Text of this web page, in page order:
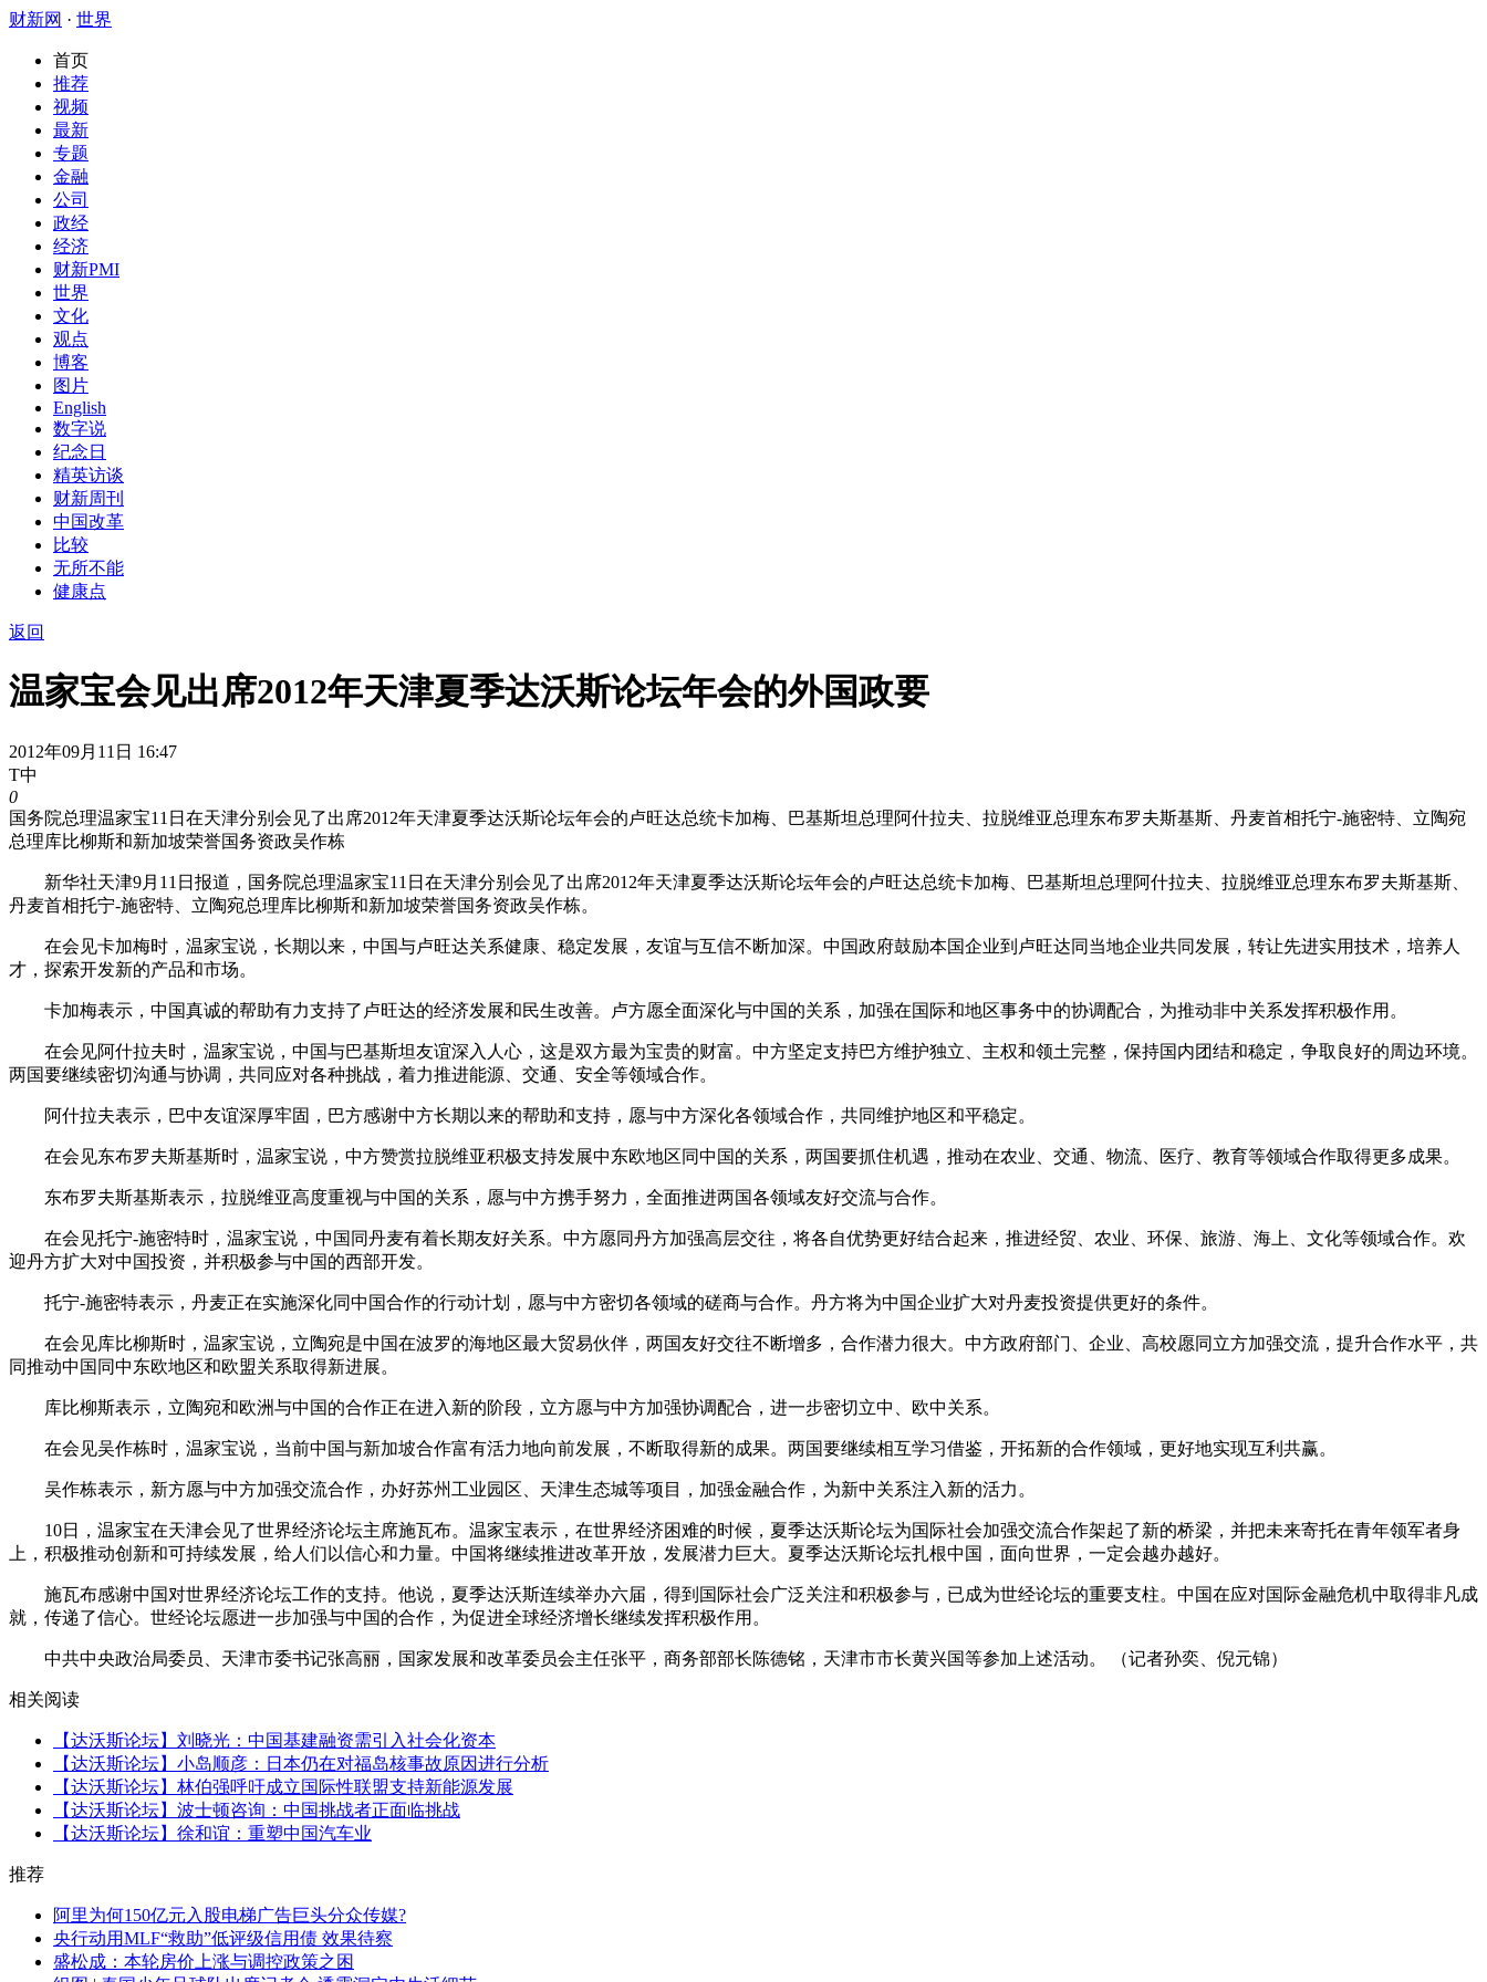
财新网 · 世界
首页
推荐
视频
最新
专题
金融
公司
政经
经济
财新PMI
世界
文化
观点
博客
图片
English
数字说
纪念日
精英访谈
财新周刊
中国改革
比较
无所不能
健康点
返回
温家宝会见出席2012年天津夏季达沃斯论坛年会的外国政要
2012年09月11日 16:47
T中
0
国务院总理温家宝11日在天津分别会见了出席2012年天津夏季达沃斯论坛年会的卢旺达总统卡加梅、巴基斯坦总理阿什拉夫、拉脱维亚总理东布罗夫斯基斯、丹麦首相托宁-施密特、立陶宛
总理库比柳斯和新加坡荣誉国务资政吴作栋
新华社天津9月11日报道，国务院总理温家宝11日在天津分别会见了出席2012年天津夏季达沃斯论坛年会的卢旺达总统卡加梅、巴基斯坦总理阿什拉夫、拉脱维亚总理东布罗夫斯基斯、
丹麦首相托宁-施密特、立陶宛总理库比柳斯和新加坡荣誉国务资政吴作栋。
在会见卡加梅时，温家宝说，长期以来，中国与卢旺达关系健康、稳定发展，友谊与互信不断加深。中国政府鼓励本国企业到卢旺达同当地企业共同发展，转让先进实用技术，培养人
才，探索开发新的产品和市场。
卡加梅表示，中国真诚的帮助有力支持了卢旺达的经济发展和民生改善。卢方愿全面深化与中国的关系，加强在国际和地区事务中的协调配合，为推动非中关系发挥积极作用。
在会见阿什拉夫时，温家宝说，中国与巴基斯坦友谊深入人心，这是双方最为宝贵的财富。中方坚定支持巴方维护独立、主权和领土完整，保持国内团结和稳定，争取良好的周边环境。
两国要继续密切沟通与协调，共同应对各种挑战，着力推进能源、交通、安全等领域合作。
阿什拉夫表示，巴中友谊深厚牢固，巴方感谢中方长期以来的帮助和支持，愿与中方深化各领域合作，共同维护地区和平稳定。
在会见东布罗夫斯基斯时，温家宝说，中方赞赏拉脱维亚积极支持发展中东欧地区同中国的关系，两国要抓住机遇，推动在农业、交通、物流、医疗、教育等领域合作取得更多成果。
东布罗夫斯基斯表示，拉脱维亚高度重视与中国的关系，愿与中方携手努力，全面推进两国各领域友好交流与合作。
在会见托宁-施密特时，温家宝说，中国同丹麦有着长期友好关系。中方愿同丹方加强高层交往，将各自优势更好结合起来，推进经贸、农业、环保、旅游、海上、文化等领域合作。欢
迎丹方扩大对中国投资，并积极参与中国的西部开发。
托宁-施密特表示，丹麦正在实施深化同中国合作的行动计划，愿与中方密切各领域的磋商与合作。丹方将为中国企业扩大对丹麦投资提供更好的条件。
在会见库比柳斯时，温家宝说，立陶宛是中国在波罗的海地区最大贸易伙伴，两国友好交往不断增多，合作潜力很大。中方政府部门、企业、高校愿同立方加强交流，提升合作水平，共
同推动中国同中东欧地区和欧盟关系取得新进展。
库比柳斯表示，立陶宛和欧洲与中国的合作正在进入新的阶段，立方愿与中方加强协调配合，进一步密切立中、欧中关系。
在会见吴作栋时，温家宝说，当前中国与新加坡合作富有活力地向前发展，不断取得新的成果。两国要继续相互学习借鉴，开拓新的合作领域，更好地实现互利共赢。
吴作栋表示，新方愿与中方加强交流合作，办好苏州工业园区、天津生态城等项目，加强金融合作，为新中关系注入新的活力。
10日，温家宝在天津会见了世界经济论坛主席施瓦布。温家宝表示，在世界经济困难的时候，夏季达沃斯论坛为国际社会加强交流合作架起了新的桥梁，并把未来寄托在青年领军者身
上，积极推动创新和可持续发展，给人们以信心和力量。中国将继续推进改革开放，发展潜力巨大。夏季达沃斯论坛扎根中国，面向世界，一定会越办越好。
施瓦布感谢中国对世界经济论坛工作的支持。他说，夏季达沃斯连续举办六届，得到国际社会广泛关注和积极参与，已成为世经论坛的重要支柱。中国在应对国际金融危机中取得非凡成
就，传递了信心。世经论坛愿进一步加强与中国的合作，为促进全球经济增长继续发挥积极作用。
中共中央政治局委员、天津市委书记张高丽，国家发展和改革委员会主任张平，商务部部长陈德铭，天津市市长黄兴国等参加上述活动。 （记者孙奕、倪元锦）
相关阅读
【达沃斯论坛】刘晓光：中国基建融资需引入社会化资本
【达沃斯论坛】小岛顺彦：日本仍在对福岛核事故原因进行分析
【达沃斯论坛】林伯强呼吁成立国际性联盟支持新能源发展
【达沃斯论坛】波士顿咨询：中国挑战者正面临挑战
【达沃斯论坛】徐和谊：重塑中国汽车业
推荐
阿里为何150亿元入股电梯广告巨头分众传媒?
央行动用MLF“救助”低评级信用债 效果待察
盛松成：本轮房价上涨与调控政策之困